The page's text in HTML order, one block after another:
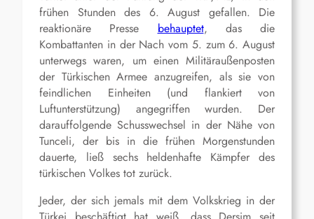
frühen Stunden des 6. August gefallen. Die
reaktionäre Presse behauptet, das die
Kombattanten in der Nach vom 5. zum 6. August
unterwegs waren, um einen Militäraußenposten
der Türkischen Armee anzugreifen, als sie von
feindlichen Einheiten (und flankiert von
Luftunterstützung) angegriffen wurden. Der
darauffolgende Schusswechsel in der Nähe von
Tunceli, der bis in die frühen Morgenstunden
dauerte, ließ sechs heldenhafte Kämpfer des
türkischen Volkes tot zurück.
Jeder, der sich jemals mit dem Volkskrieg in der